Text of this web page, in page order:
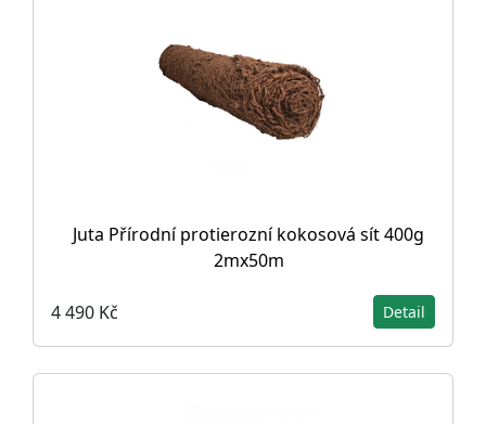
Juta Přírodní protierozní kokosová sít 400g
2mx50m
4 490 Kč Detail